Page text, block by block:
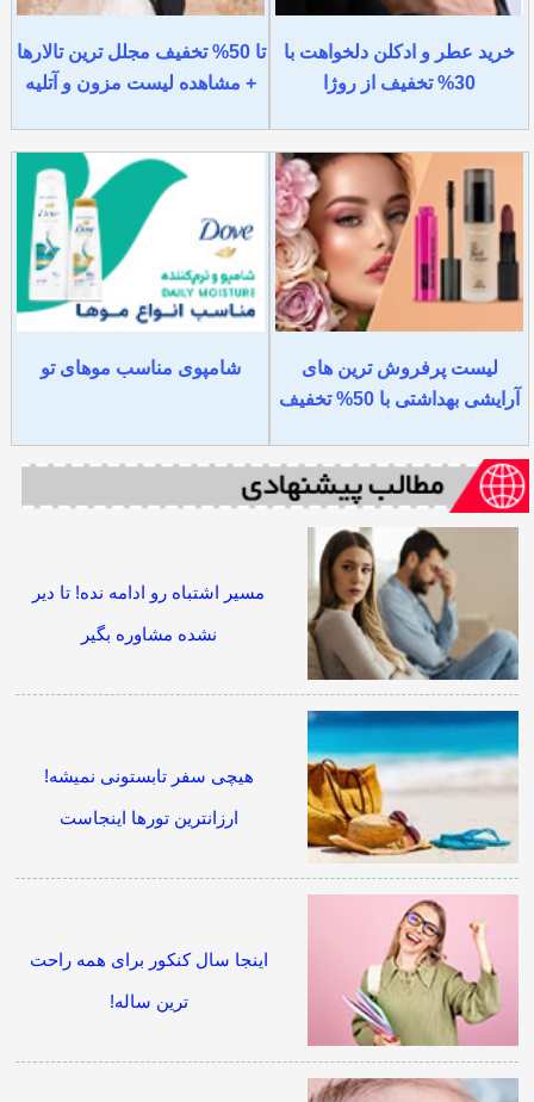
خرید عطر و ادکلن دلخواهت با
30% تخفیف از روژا
تا 50% تخفیف مجلل ترین تالارها
+ مشاهده لیست مزون و آتلیه
لیست پرفروش ترین های
آرایشی بهداشتی با 50% تخفیف
شامپوی مناسب موهای تو
مسیر اشتباه رو ادامه نده! تا دیر
نشده مشاوره بگیر
هیچی سفر تابستونی نمیشه!
ارزانترین تورها اینجاست
اینجا سال کنکور برای همه راحت
ترین ساله!